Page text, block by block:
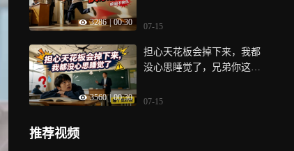
3286 00:30 07-15
3560 | 00:30
担心天花板会掉下来，我都
没心思睡觉了，兄弟你这杞
07-15
推荐视频